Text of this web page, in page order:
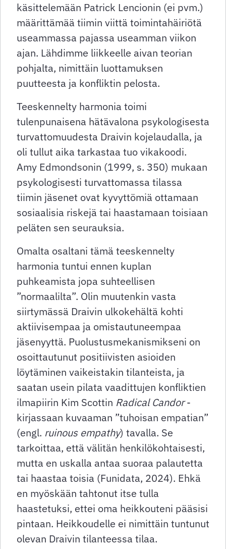
käsittelemään Patrick Lencionin (ei pvm.)
määrittämää tiimin viittä toimintahäiriötä
useammassa pajassa useamman viikon
ajan. Lähdimme liikkeelle aivan teorian
pohjalta, nimittäin luottamuksen
puutteesta ja konfliktin pelosta.
Teeskennelty harmonia toimi
tulenpunaisena hätävalona psykologisesta
turvattomuudesta Draivin kojelaudalla, ja
oli tullut aika tarkastaa tuo vikakoodi.
Amy Edmondsonin (1999, s. 350) mukaan
psykologisesti turvattomassa tilassa
tiimin jäsenet ovat kyvyttömiä ottamaan
sosiaalisia riskejä tai haastamaan toisiaan
peläten sen seurauksia.
Omalta osaltani tämä teeskennelty
harmonia tuntui ennen kuplan
puhkeamista jopa suhteellisen
”normaalilta”. Olin muutenkin vasta
siirtymässä Draivin ulkokehältä kohti
aktiivisempaa ja omistautuneempaa
jäsenyyttä. Puolustusmekanismikseni on
osoittautunut positiivisten asioiden
löytäminen vaikeistakin tilanteista, ja
saatan usein pilata vaadittujen konfliktien
ilmapiirin Kim Scottin Radical Candor-
kirjassaan kuvaaman ”tuhoisan empatian”
(engl. ruinous empathy) tavalla. Se
tarkoittaa, että välitän henkilökohtaisesti,
mutta en uskalla antaa suoraa palautetta
tai haastaa toisia (Funidata, 2024). Ehkä
en myöskään tahtonut itse tulla
haastetuksi, ettei oma heikkouteni pääsisi
pintaan. Heikkoudelle ei nimittäin tuntunut
olevan Draivin tilanteessa tilaa.